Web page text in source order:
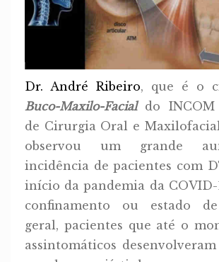
Dr. André Ribeiro, que é o
Buco-Maxilo-Facial do
de Cirurgia Oral e
observou um grande
incidência de pacientes com
início da pandemia da COVID-
confinamento ou estado de
geral, pacientes que até o
assintomáticos